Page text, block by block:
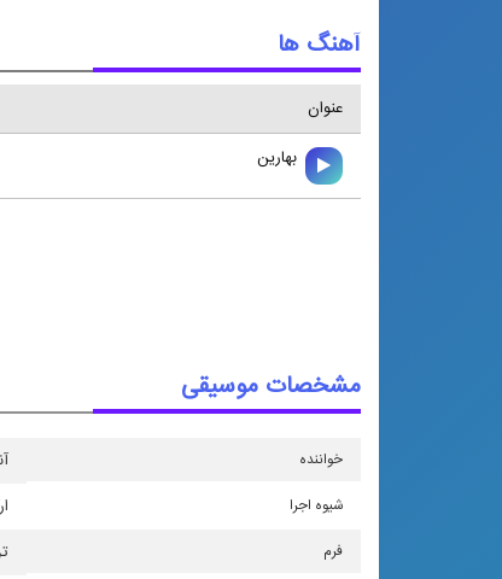
آهنگ ها
عنوان
بهارين
مشخصات موسیقی
خواننده
شیوه اجرا
فرم